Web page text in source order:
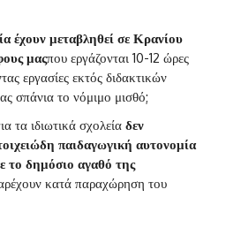
έχουν μεταβληθεί σε Κρανίου
μαςπου εργάζονται 10-12 ώρες
εργασίες εκτός διδακτικών
σπάνια το νόμιμο μισθό;
τα ιδιωτικά σχολεία δεν
παιδαγωγική αυτονομία
το δημόσιο αγαθό της
κατά παραχώρηση του